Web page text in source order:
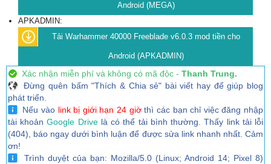
Android (MEGA)
APKADMIN:
Tải Warhammer 40000 Freeblade v6.0.3 mod tiền cho
Android (APKADMIN)
Xác nhận miễn phí và không có mã độc - Thanh Trung.
Đừng quên bấm "Thích & Chia sẻ" bài viết hay để giúp blog
phát triển.
Nếu vào link bị giới hạn 24 giờthì các bạn chỉ việc đăng nhập
tài khoảnGoogle Drivelà có thể tải bình thường. Thấy link tải lỗi
(404), báo ngay dưới bình luận để được sửa link nhanh nhất. Cảm
ơn!
Trình duyệt của bạn: Mozilla/5.0 (Linux; Android 14; Pixel 8)